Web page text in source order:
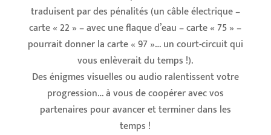
traduisent par des pénalités (un câble électrique –
carte « 22 » – avec une flaque d’eau – carte « 75 » –
pourrait donner la carte « 97 »… un court-circuit qui
vous enlèverait du temps !).
Des énigmes visuelles ou audio ralentissent votre
progression… à vous de coopérer avec vos
partenaires pour avancer et terminer dans les
temps !